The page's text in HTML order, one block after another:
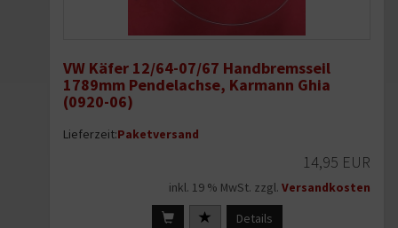
VW Käfer 12/64-07/67 Handbremsseil
1789mm Pendelachse, Karmann Ghia
(0920-06)
Lieferzeit:Paketversand
14,95 EUR
inkl. 19 % MwSt. zzgl. Versandkosten
Details